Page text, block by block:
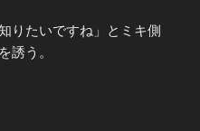
りたいですね」とミキ側
誘う。